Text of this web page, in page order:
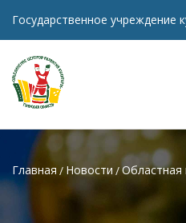
Государственное учреждение
Главная Новости Областная